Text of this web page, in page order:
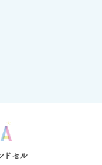
ドセル